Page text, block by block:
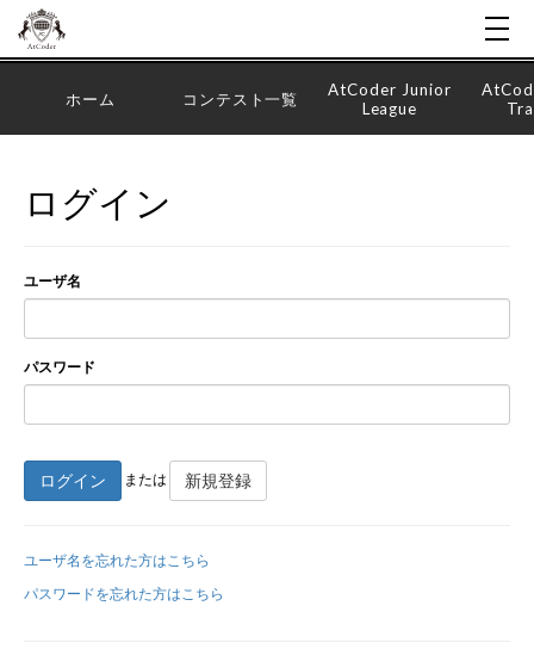
新規登録
ホーム コンテスト一覧
AtCoder Junior
League
ログイン
ユーザ名
パスワード
ログイン または 新規登録
ユーザ名を忘れた方はこちら
パスワードを忘れた方はこちら